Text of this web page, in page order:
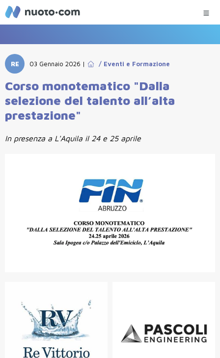
RE 03 Gennaio 2026 | / Eventi e Formazione
Corso monotematico "Dalla
selezione del talento all’alta
prestazione"
In presenza a L'Aquila il 24 e 25 aprile